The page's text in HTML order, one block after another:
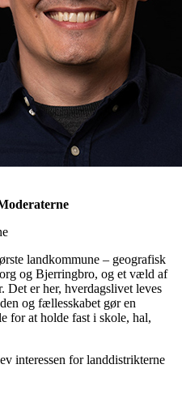
landkommune – geografisk
og Bjerringbro, og et væld af
Det er her, hverdagslivet leves
og fællesskabet gør en
for at holde fast i skole, hal,
interessen for landdistrikterne